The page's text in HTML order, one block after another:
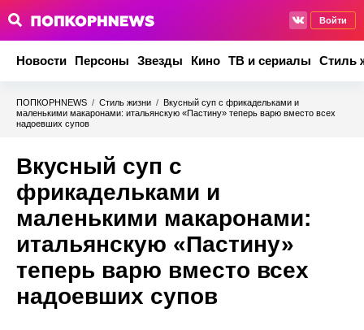
Войти
Новости Персоны Звезды Кино ТВ и сериалы Стиль
ПОПКОРНNEWS / Стиль жизни / Вкусный суп с фрикадельками и
маленькими макаронами: итальянскую «Пастину» теперь варю вместо всех
надоевших супов
Вкусный суп с
фрикадельками и
маленькими макаронами:
итальянскую «Пастину»
теперь варю вместо всех
надоевших супов